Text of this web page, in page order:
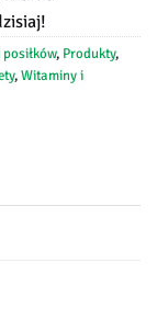
, Produkty,
,Witaminy i